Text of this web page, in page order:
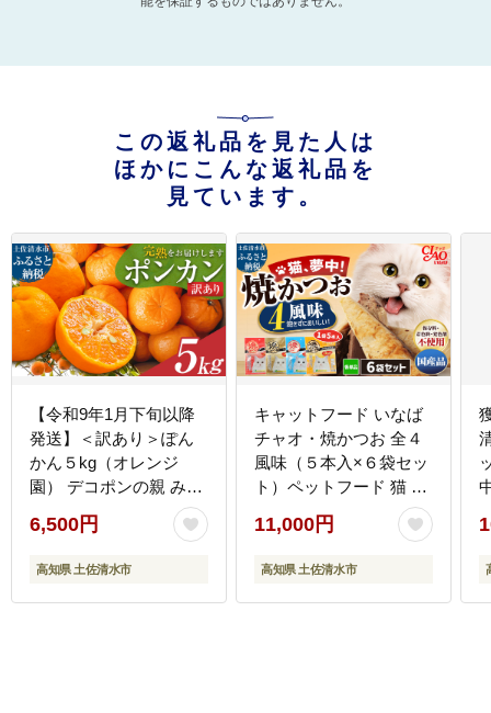
この返礼品を見た人は
ほかにこんな返礼品を
見ています。
【令和9年1月下旬以降
発送】＜訳あり＞ぽん
かん５kg（オレンジ
園） デコポンの親 みか
ん ミカン 果物 果実 柑
橘 フルーツ ポンカン で
こぽん おやつ デザート
物 国産【R01080】
6,500円
高知県 土佐清水市
キャットフード いなば
チャオ・焼かつお 全４
風味（５本入×６袋セッ
ト）ペットフード 猫 ね
こ ネコ スティックタイ
プ 消臭 カツオ 魚肉 ご
はん おやつ 国産品 高知
【R00273】
11,000円
高知県 土佐清水市